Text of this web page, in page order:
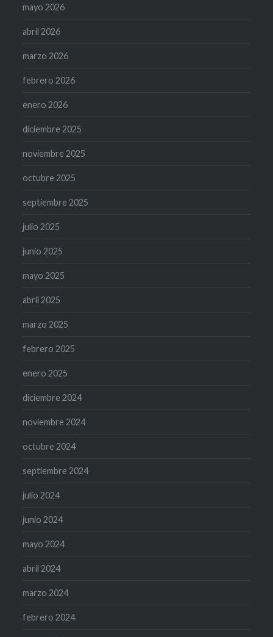
mayo 2026
abril 2026
marzo 2026
febrero 2026
enero 2026
diciembre 2025
noviembre 2025
octubre 2025
septiembre 2025
julio 2025
junio 2025
mayo 2025
abril 2025
marzo 2025
febrero 2025
enero 2025
diciembre 2024
noviembre 2024
octubre 2024
septiembre 2024
julio 2024
junio 2024
mayo 2024
abril 2024
marzo 2024
febrero 2024